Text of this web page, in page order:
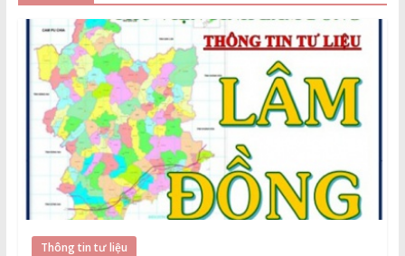
Thông tin tư liệu